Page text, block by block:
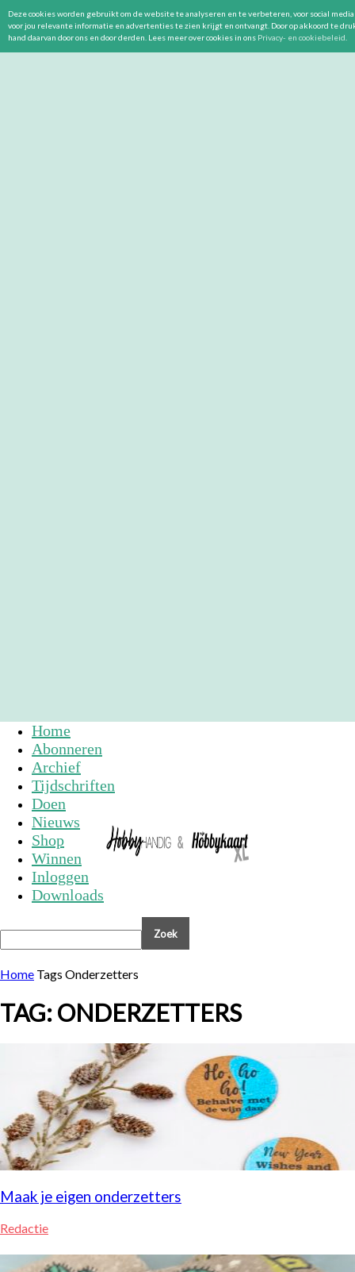
Home
Abonneren
Archief
Tijdschriften
Doen
Nieuws
Shop
Winnen
Inloggen
Downloads
Home Tags Onderzetters
TAG: ONDERZETTERS
Maak je eigen onderzetters
Redactie
Deze cookies worden gebruikt om de website te analyseren en te verbeteren, voor social
voor jou relevante informatie en advertenties te zien krijgt en ontvangt. Door op akkoord te
hand daarvan door ons en door derden. Lees meer over cookies in ons Privacy- en cookiebeleid